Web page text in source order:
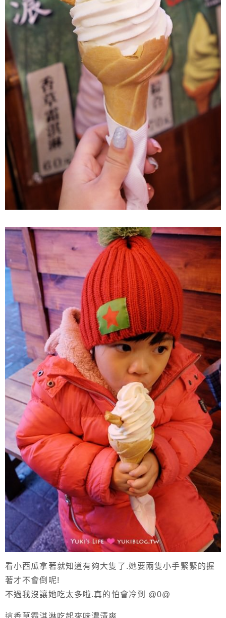
看小西瓜拿著就知道有夠大隻了.她要兩隻小手緊緊的握
著才不會倒呢!
不過我沒讓她吃太多啦.真的怕會冷到 @0@